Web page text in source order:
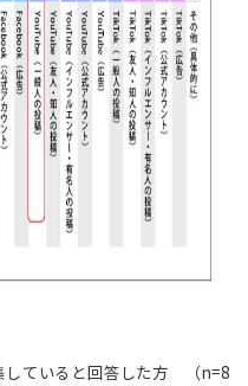
していると回答した方 （n=8